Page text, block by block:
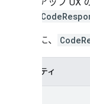
次の表に、
プロパティ